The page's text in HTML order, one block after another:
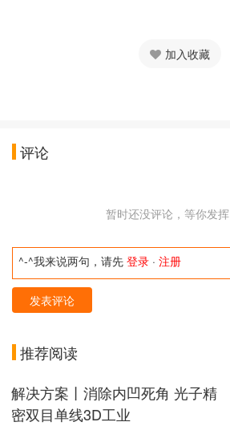
加入收藏
评论
暂时还没评论，等你发挥
^-^我来说两句，请先 登录 · 注册
发表评论
推荐阅读
解决方案丨消除内凹死角 光子精
密双目单线3D工业